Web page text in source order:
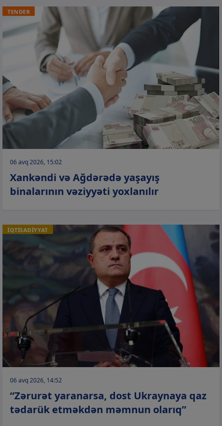
TENDER
06 avq 2026, 15:02
Xankəndi və Ağdərədə yaşayış
binalarının vəziyyəti yoxlanılır
İQTİSADİYYAT
06 avq 2026, 14:52
“Zərurət yaranarsa, dost Ukraynaya qaz
tədarük etməkdən məmnun olarıq”